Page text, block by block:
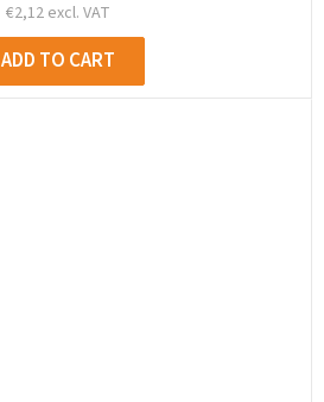
€2,12 excl. VAT
ADD TO CART